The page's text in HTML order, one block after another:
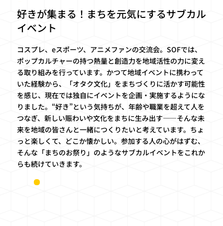
好きが集まる！まちを元気にするサブカル
イベント
コスプレ、eスポーツ、アニメファンの交流会。SOFでは、
ポップカルチャーの持つ熱量と創造力を地域活性の力に変え
る取り組みを行っています。かつて地域イベントに携わって
いた経験から、「オタク文化」をまちづくりに活かす可能性
を感じ、現在では独自にイベントを企画・実施するようにな
りました。“好き”という気持ちが、年齢や職業を超えて人を
つなぎ、新しい賑わいや文化をまちに生み出す——そんな未
来を地域の皆さんと一緒につくりたいと考えています。ちょ
っと楽しくて、どこか懐かしい。参加する人の心がはずむ、
そんな「まちのお祭り」のようなサブカルイベントをこれか
らも続けていきます。